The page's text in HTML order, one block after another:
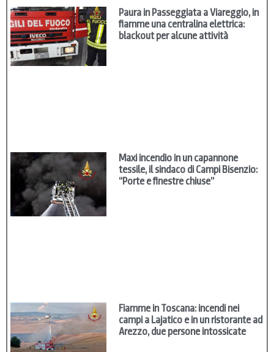
Paura in Passeggiata a Viareggio, in
fiamme una centralina elettrica:
blackout per alcune attività
Maxi incendio in un capannone
tessile, il sindaco di Campi Bisenzio:
“Porte e finestre chiuse”
Fiamme in Toscana: incendi nei
campi a Lajatico e in un ristorante ad
Arezzo, due persone intossicate